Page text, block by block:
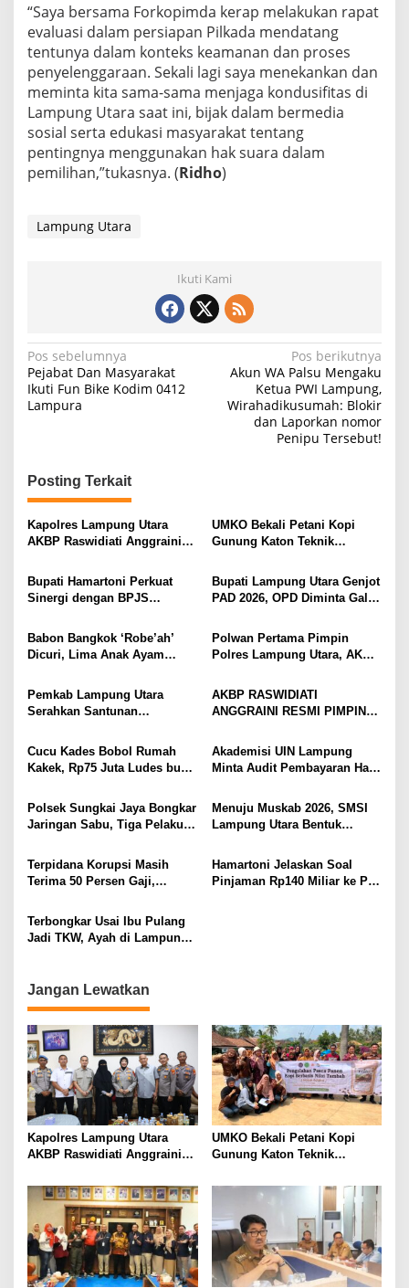
“Saya bersama Forkopimda kerap melakukan rapat
evaluasi dalam persiapan Pilkada mendatang
tentunya dalam konteks keamanan dan proses
penyelenggaraan. Sekali lagi saya menekankan dan
meminta kita sama-sama menjaga kondusifitas di
Lampung Utara saat ini, bijak dalam bermedia
sosial serta edukasi masyarakat tentang
pentingnya menggunakan hak suara dalam
pemilihan,”tukasnya. (Ridho)
Lampung Utara
Ikuti Kami
N
a
v
a
s
i
o
Pos sebelumnya
Pejabat Dan Masyarakat
Ikuti Fun Bike Kodim 0412
Lampura
Pos berikutnya
Akun WA Palsu Mengaku
Ketua PWI Lampung,
Wirahadikusumah: Blokir
dan Laporkan nomor
Penipu Tersebut!
Posting Terkait
Kapolres Lampung Utara
AKBP Raswidiati Anggraini
Tokoh Masyarakat dan Adat
Perkuat Kamtibmas
UMKO Bekali Petani Kopi
Gunung Katon Teknik
Jual Hasil Panen Meningkat
Bupati Hamartoni Perkuat
Sinergi dengan BPJS
Kesehatan Makin Cepat dan
Mudah
Bupati Lampung Utara Genjot
PAD 2026, OPD Diminta Gali
hingga Optimalkan PBB-P2
Babon Bangkok ‘Robe’ah’
Dicuri, Lima Anak Ayam
Gang Jalaba Kotabumi Heboh
Polwan Pertama Pimpin
Polres Lampung Utara, AKBP
Pedang Pora
Pemkab Lampung Utara
Serahkan Santunan
Korban Kebakaran
AKBP RASWIDIATI
ANGGRAINI RESMI PIMPIN
BAWA KOMITMEN PERKUAT
KAMTIBMAS DAN
PELAYANAN PRESISI
Cucu Kades Bobol Rumah
Kakek, Rp75 Juta Ludes buat
Ditembak Polisi
Akademisi UIN Lampung
Minta Audit Pembayaran Hak
Kepastian Hukum Tak Boleh
Berlarut
Polsek Sungkai Jaya Bongkar
Jaringan Sabu, Tiga Pelaku
Menuju Muskab 2026, SMSI
Lampung Utara Bentuk
Kepengurusan
Terpidana Korupsi Masih
Terima 50 Persen Gaji,
Tunggu Keputusan BKN
Hamartoni Jelaskan Soal
Pinjaman Rp140 Miliar ke PT
Terbongkar Usai Ibu Pulang
Jadi TKW, Ayah di Lampung
Tahun, Nyaris Diamuk Massa
Jangan Lewatkan
Kapolres Lampung Utara
AKBP Raswidiati Anggraini
Tokoh Masyarakat dan Adat
Perkuat Kamtibmas
UMKO Bekali Petani Kopi
Gunung Katon Teknik
Jual Hasil Panen Meningkat